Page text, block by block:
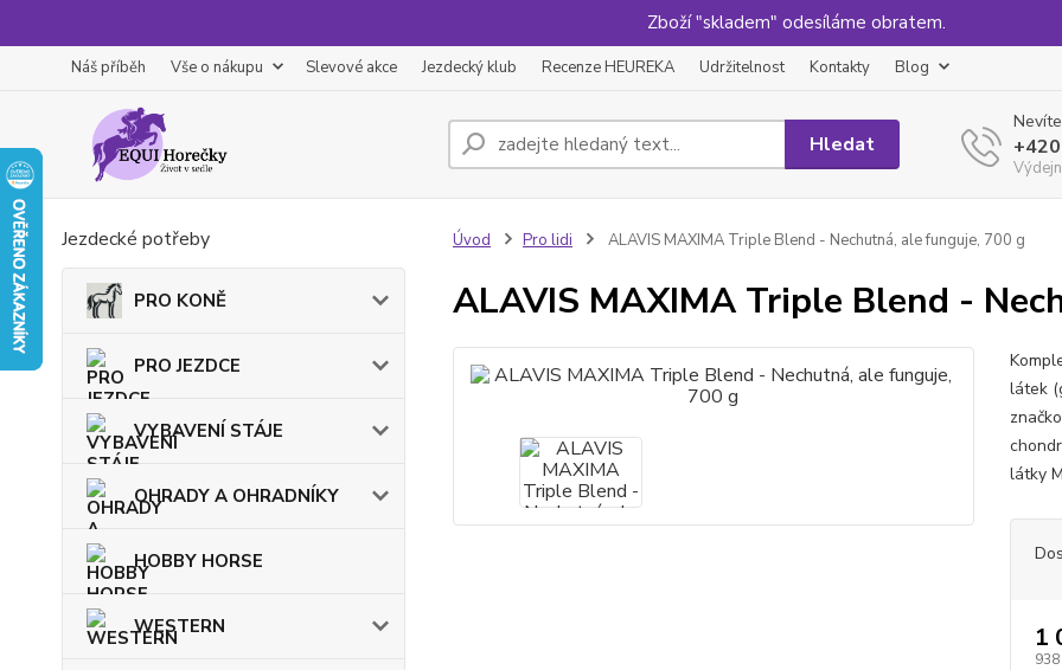
Zboží "skladem" odesíláme obratem.
Náš příběh Vše o nákupu Slevové akce Jezdecký klub Recenze HEUREKA Udržitelnost Kontakty Blog
Hledat
Jezdecké potřeby
PRO KONĚ
PRO JEZDCE
VYBAVENÍ STÁJE
OHRADY A OHRADNÍKY
HOBBY HORSE
WESTERN
Úvod Pro lidi ALAVIS MAXIMA Triple Blend - Nechutná, ale funguje, 700 g
ALAVIS MAXIMA Triple Blend -
látek
látky
1
938